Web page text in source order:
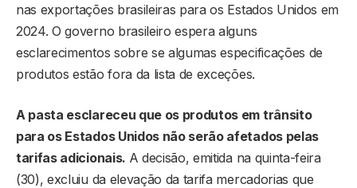
nas exportações brasileiras para os Estados Unidos em
2024. O governo brasileiro espera alguns
esclarecimentos sobre se algumas especificações de
produtos estão fora da lista de exceções.
A pasta esclareceu que os produtos em trânsito
para os Estados Unidos não serão afetados pelas
tarifas adicionais. A decisão, emitida na quinta-feira
(30), excluiu da elevação da tarifa mercadorias que